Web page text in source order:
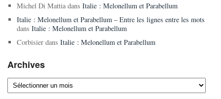
Michel Di Mattiadans Italie : Melonellum et Parabellum
Italie : Melonellum et Parabellum – Entre les lignes entre les mots
dans Italie : Melonellum et Parabellum
Corbisierdans Italie : Melonellum et Parabellum
Archives
Archives